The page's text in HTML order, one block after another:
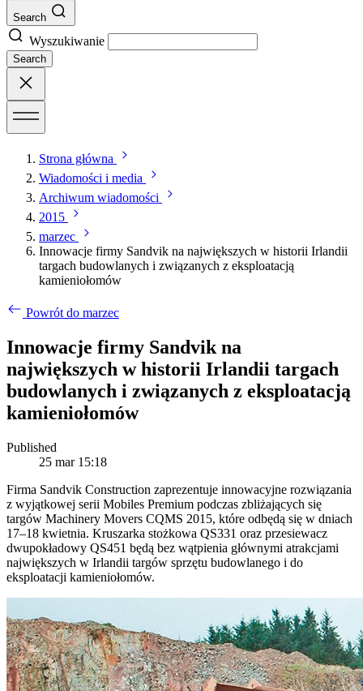
Search
Wyszukiwanie
Search
Strona główna
Wiadomości i media
Archiwum wiadomości
2015
marzec
Innowacje firmy Sandvik na największych w historii Irlandii
targach budowlanych i związanych z eksploatacją
kamieniołomów
Powrót do marzec
Innowacje firmy Sandvik na
największych w historii Irlandii targach
budowlanych i związanych z eksploatacją
kamieniołomów
Published
25 mar 15:18
Firma Sandvik Construction zaprezentuje innowacyjne rozwiązania
z wyjątkowej serii Mobiles Premium podczas zbliżających się
targów Machinery Movers CQMS 2015, które odbędą się w dniach
17–18 kwietnia. Kruszarka stożkowa QS331 oraz przesiewacz
dwupokładowy QS451 będą bez wątpienia głównymi atrakcjami
największych w Irlandii targów sprzętu budowlanego i do
eksploatacji kamieniołomów.